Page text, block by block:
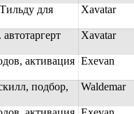
для
Xavatar
Xavatar
активация Exevan
подбор,
Waldemar